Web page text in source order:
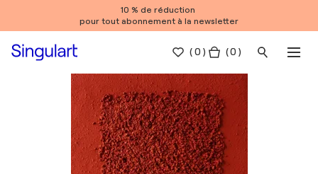
10 % de réduction
pour tout abonnement à la newsletter
(0 ) ( 0 )